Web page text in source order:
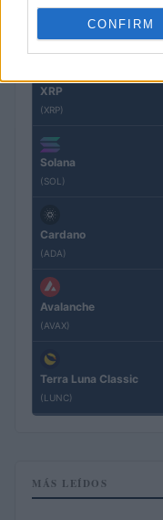
CONFIRM
(BNB)
XRP
(XRP)
Solana
(SOL)
Cardano
(ADA)
Avalanche
(AVAX)
Terra Luna Classic
(LUNC)
MÁS LEÍDOS